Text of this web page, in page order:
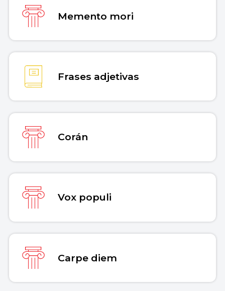
Memento mori
Frases adjetivas
Corán
Vox populi
Carpe diem